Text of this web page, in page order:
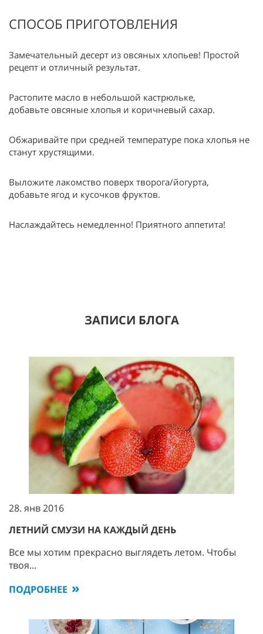
СПОСОБ ПРИГОТОВЛЕНИЯ
Замечательный десерт из овсяных хлопьев! Простой
рецепт и отличный результат.
Растопите масло в небольшой кастрюльке,
добавьте овсяные хлопья и коричневый сахар.
Обжаривайте при средней температуре пока хлопья не
станут хрустящими.
Выложите лакомство поверх творога/йогурта,
добавьте ягод и кусочков фруктов.
Наслаждайтесь немедленно! Приятного аппетита!
ЗАПИСИ БЛОГА
28. янв 2016
ЛЕТНИЙ СМУЗИ НА КАЖДЫЙ ДЕНЬ
Все мы хотим прекрасно выглядеть летом. Чтобы
твоя...
ПОДРОБНЕЕ